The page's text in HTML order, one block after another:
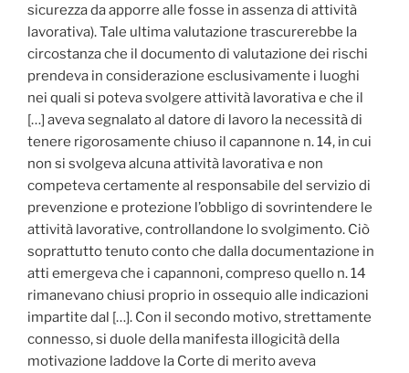
sicurezza da apporre alle fosse in assenza di attività
lavorativa). Tale ultima valutazione trascurerebbe la
circostanza che il documento di valutazione dei rischi
prendeva in considerazione esclusivamente i luoghi
nei quali si poteva svolgere attività lavorativa e che il
[…] aveva segnalato al datore di lavoro la necessità di
tenere rigorosamente chiuso il capannone n. 14, in cui
non si svolgeva alcuna attività lavorativa e non
competeva certamente al responsabile del servizio di
prevenzione e protezione l’obbligo di sovrintendere le
attività lavorative, controllandone lo svolgimento. Ciò
soprattutto tenuto conto che dalla documentazione in
atti emergeva che i capannoni, compreso quello n. 14
rimanevano chiusi proprio in ossequio alle indicazioni
impartite dal […]. Con il secondo motivo, strettamente
connesso, si duole della manifesta illogicità della
motivazione laddove la Corte di merito aveva